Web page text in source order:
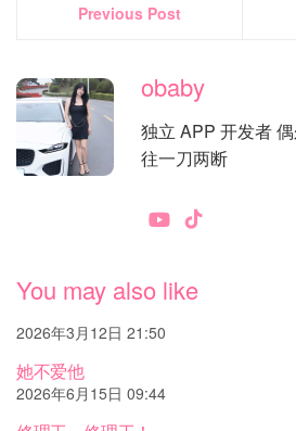
Previous Post
obaby
独立 APP 开发者
往一刀两断
You may also like
2026年3月12日 21:50
她不爱他
2026年6月15日 09:44